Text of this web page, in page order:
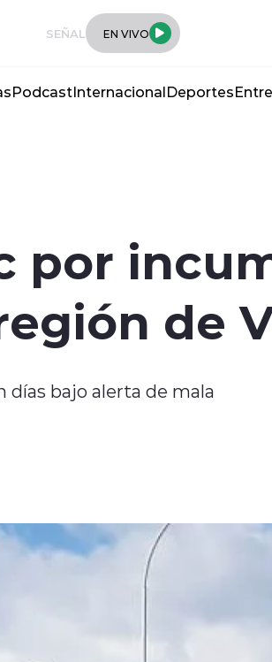
SEÑAL EN VIVO
PodcastInternacionalDeportes
por
de
bajo alerta de mala